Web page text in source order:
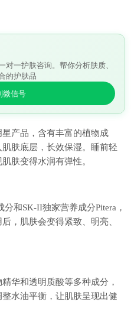
对一护肤咨询。帮你分析肤质、
的护肤品
微信号
产品，含有丰富的植物成
肤底层，长效保湿。睡前轻
肤变得水润有弹性。
和SK-II独家营养成分Pitera，
，肌肤会变得紧致、明亮、
华和透明质酸等多种成分，
水油平衡，让肌肤呈现出健